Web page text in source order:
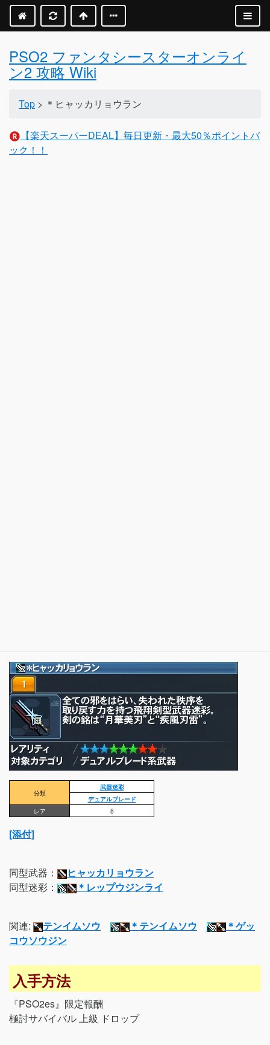
PSO2 ファンタシースターオンライ
ン2 攻略 Wiki
Top > ＊ヒャッカリョウラン
【楽天スーパーDEAL】毎日更新・最大50％ポイントバ
ック！！
分類
武器迷彩
デュアルブレード
レア
8
[添付]
同型武器：
ヒャッカリョウラン
同型迷彩：
＊レップウジンライ
関連: テンイムソウ ＊テンイムソウ
＊ゲッ
コウソウジン
入手方法
『PSO2es』限定報酬
極討サバイバル 上級 ドロップ